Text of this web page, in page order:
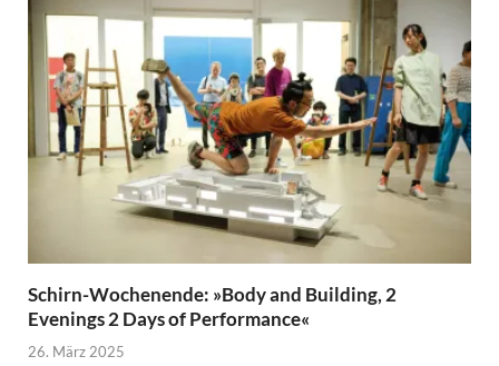
Schirn-Wochenende: »Body and Building, 2
Evenings 2 Days of Performance«
26. März 2025